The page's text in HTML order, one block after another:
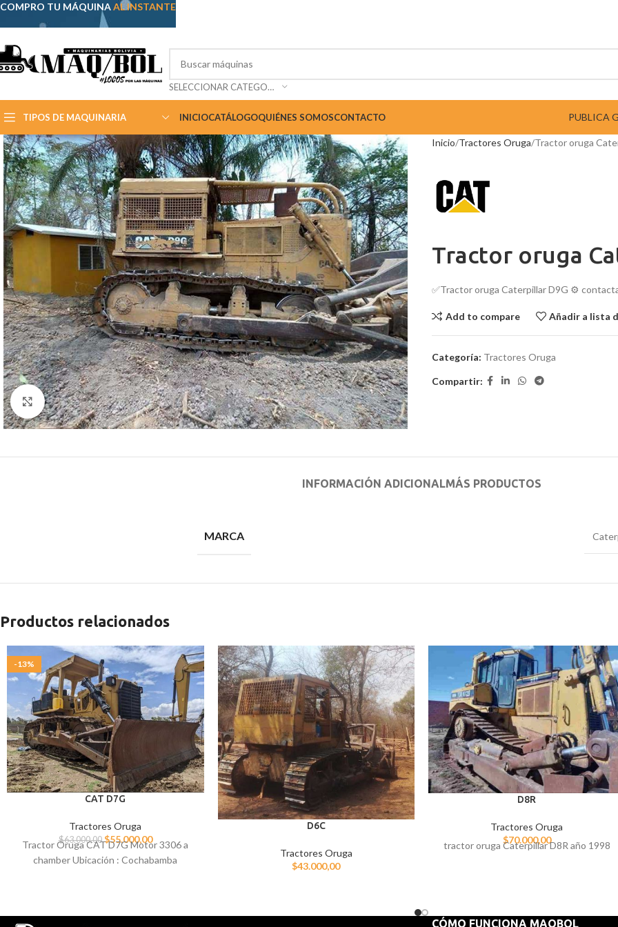
SELECCIONAR CATEGORÍA
TIPOS DE MAQUINARIA INICIOCATÁLOGOQUIÉNES SOMOSCONTACTO PUBLICA
Click para agrandar
Inicio Tractores Oruga Tractor oruga
Tractor oruga
✅Tractor oruga Caterpillar D9G ⚙️
Add to compare Añadir a lista
Categoría: Tractores Oruga
Compartir:
INFORMACIÓN ADICIONALMÁS PRODUCTOS
MARCA
Productos relacionados
-13%
CAT D7G
Tractores Oruga
$63.000,00 $55.000,00
Tractor Oruga CAT D7G Motor 3306 a
chamber Ubicación : Cochabamba
D6C
Tractores Oruga
$43.000,00
D8R
Tractores Oruga
$70.000,00
tractor oruga Caterpillar D8R año 1998
CÓMO FUNCIONA MAQBOL
COMPRO TU MÁQUINAAL INSTANTE